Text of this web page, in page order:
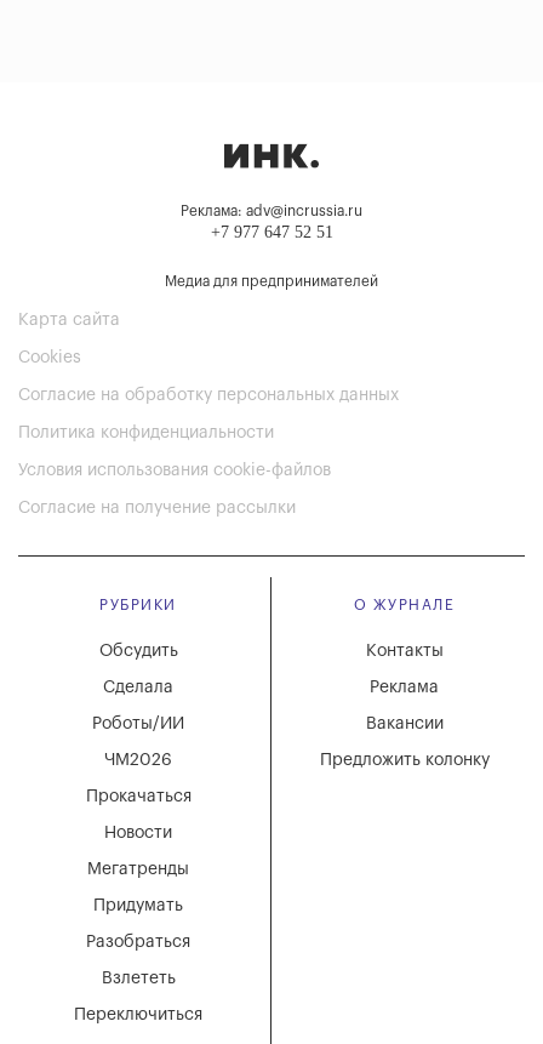
Реклама: adv@incrussia.ru
+7 977 647 52 51
Медиа для предпринимателей
Карта сайта
Cookies
Согласие на обработку персональных данных
Политика конфиденциальности
Условия использования cookie-файлов
Согласие на получение рассылки
РУБРИКИ
Мегатренды
Придумать
Разобраться
Взлететь
Новости
Переключиться
Обсудить
Сделала
Роботы/ИИ
ЧМ2026
Прокачаться
О ЖУРНАЛЕ
Вакансии
Реклама
Контакты
Предложить колонку